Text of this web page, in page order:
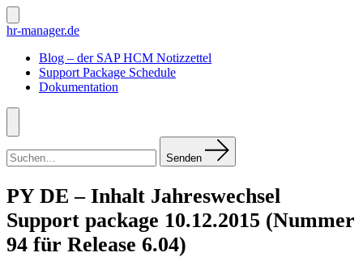
Zum
Inhalt
Suche
ein-/ausblenden
hr-manager.de
Blog – der SAP HCM Notizzettel
Support Package Schedule
Dokumentation
Menü
nach:
Senden
PY DE – Inhalt Jahreswechsel
Support package 10.12.2015 (Nummer
94 für Release 6.04)